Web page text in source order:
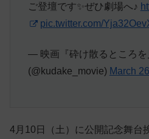
ご登壇です✨ぜひ劇場へ♪
pic.twitter.com/
— 映画『砕け散るところを
(@kudake_movie) March
4月10日（土）に公開記念舞台